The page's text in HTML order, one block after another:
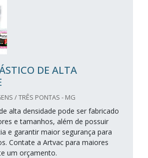
DE ALTA
/ TRÊS PONTAS - MG
alta densidade pode ser fabricado
e tamanhos, além de possuir
e garantir maior segurança para
Contate a Artvac para maiores
um orçamento.